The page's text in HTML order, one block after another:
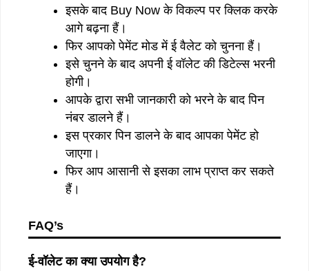
इसके बाद Buy Now के विकल्प पर क्लिक करके
आगे बढ़ना हैं।
फिर आपको पेमेंट मोड में ई वैलेट को चुनना हैं।
इसे चुनने के बाद अपनी ई वॉलेट की डिटेल्स भरनी
होगी।
आपके द्वारा सभी जानकारी को भरने के बाद पिन
नंबर डालने हैं।
इस प्रकार पिन डालने के बाद आपका पेमेंट हो
जाएगा।
फिर आप आसानी से इसका लाभ प्राप्त कर सकते
हैं।
FAQ’s
ई-वॉलेट का क्या उपयोग है?